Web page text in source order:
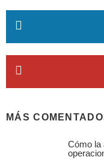
MÁS
Cómo la